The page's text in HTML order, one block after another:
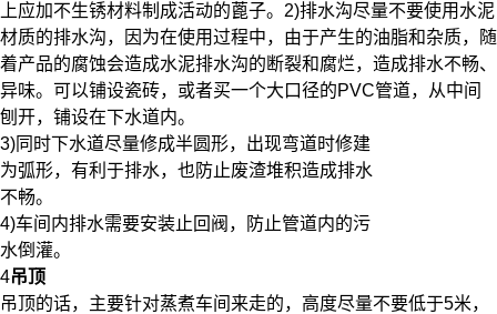
上应加不生锈材料制成活动的蓖子。2)排水沟尽量不要使用水泥
材质的排水沟，因为在使用过程中，由于产生的油脂和杂质，随
着产品的腐蚀会造成水泥排水沟的断裂和腐烂，造成排水不畅、
异味。可以铺设瓷砖，或者买一个大口径的PVC管道，从中间
刨开，铺设在下水道内。
3)同时下水道尽量修成半圆形，出现弯道时修建
为弧形，有利于排水，也防止废渣堆积造成排水
不畅。
4)车间内排水需要安装止回阀，防止管道内的污
水倒灌。
4吊顶
吊顶的话，主要针对蒸煮车间来走的，高度尽量不要低于5米，